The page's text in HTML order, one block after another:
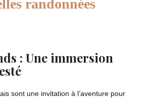
randonnées
: Une immersion
sont une invitation à l’aventure pour